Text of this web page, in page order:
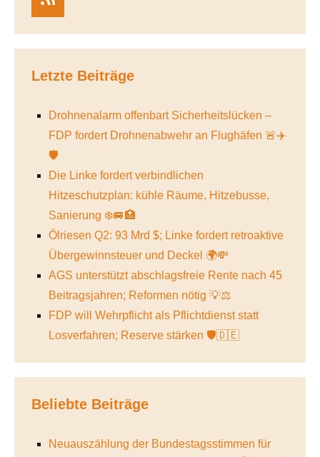
Letzte Beiträge
Drohnenalarm offenbart Sicherheitslücken –
FDP fordert Drohnenabwehr an Flughäfen 🚨✈️
🛡️
Die Linke fordert verbindlichen
Hitzeschutzplan: kühle Räume, Hitzebusse,
Sanierung ❄️🚐🏥
Ölriesen Q2: 93 Mrd $; Linke fordert retroaktive
Übergewinnsteuer und Deckel 🌍💸
AGS unterstützt abschlagsfreie Rente nach 45
Beitragsjahren; Reformen nötig 💡⚖️
FDP will Wehrpflicht als Pflichtdienst statt
Losverfahren; Reserve stärken 🛡️🇩🇪
Beliebte Beiträge
Neuauszählung der Bundestagsstimmen für